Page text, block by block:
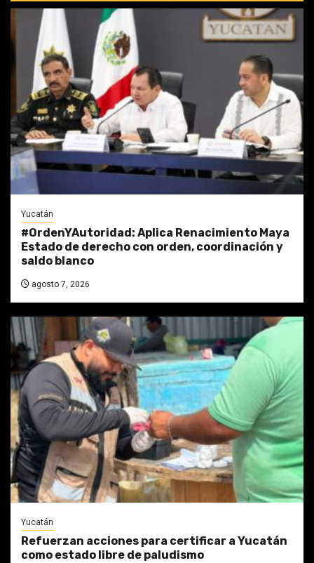
Yucatán
#OrdenYAutoridad: Aplica Renacimiento Maya
Estado de derecho con orden, coordinación y
saldo blanco
agosto 7, 2026
Yucatán
Refuerzan acciones para certificar a Yucatán
como estado libre de paludismo